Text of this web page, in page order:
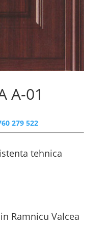
A-01
279 522
tehnica
Ramnicu Valcea